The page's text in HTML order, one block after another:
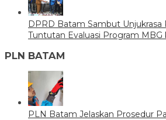
DPRD Batam Sambut Unjukrasa
Tuntutan Evaluasi Program
PLN BATAM
PLN Batam Jelaskan Prosedur